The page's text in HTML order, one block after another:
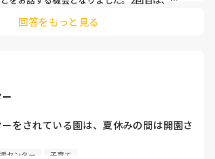
夏休みに保護者も子どもと一緒に楽しめるよう
回答をもっと見る
をされている園は、夏休みの間は開園さ
夏休みの間は子育て支援センターは開園し
センター 子育て